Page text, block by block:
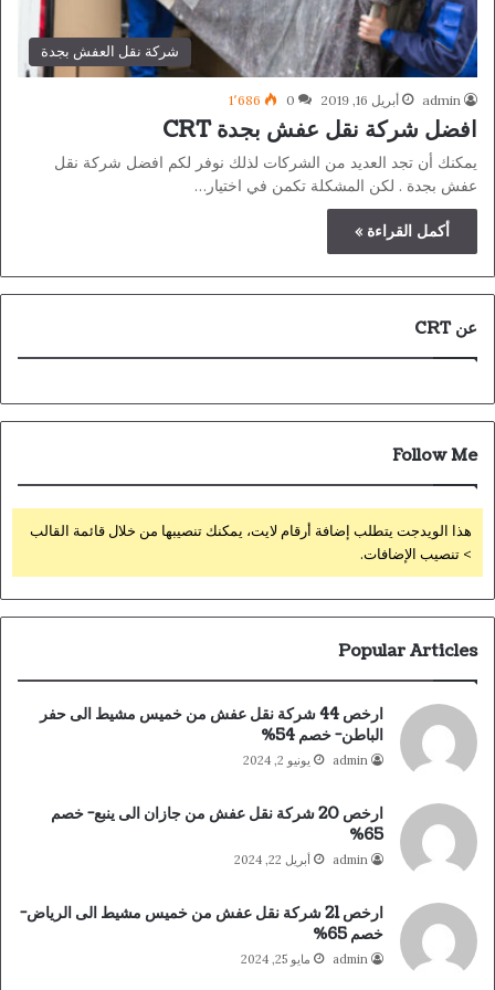
شركة نقل العفش بجدة
admin أبريل 16, 2019 0 1٬686
افضل شركة نقل عفش بجدة CRT
يمكنك أن تجد العديد من الشركات لذلك نوفر لكم افضل شركة نقل
عفش بجدة . لكن المشكلة تكمن في اختيار…
أكمل القراءة »
عن CRT
Follow Me
هذا الويدجت يتطلب إضافة أرقام لايت، يمكنك تنصيبها من خلال قائمة القالب
> تنصيب الإضافات.
Popular Articles
ارخص 44 شركة نقل عفش من خميس مشيط الى حفر
الباطن- خصم 54%
admin يونيو 2, 2024
ارخص 20 شركة نقل عفش من جازان الى ينبع- خصم
65%
admin أبريل 22, 2024
ارخص 21 شركة نقل عفش من خميس مشيط الى الرياض-
خصم 65%
admin مايو 25, 2024